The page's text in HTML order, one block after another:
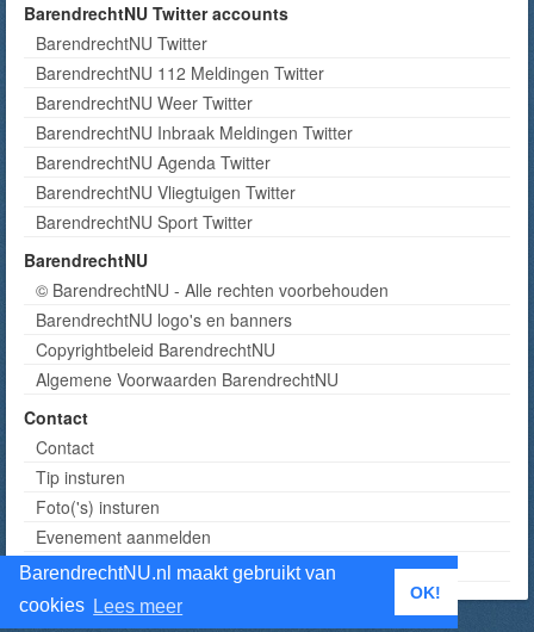
BarendrechtNU.nl maakt gebruikt van
cookies Lees meer
OK!
BarendrechtNU Twitter accounts
BarendrechtNU Twitter
BarendrechtNU 112 Meldingen Twitter
BarendrechtNU Weer Twitter
BarendrechtNU Inbraak Meldingen Twitter
BarendrechtNU Agenda Twitter
BarendrechtNU Vliegtuigen Twitter
BarendrechtNU Sport Twitter
BarendrechtNU
© BarendrechtNU - Alle rechten voorbehouden
BarendrechtNU logo's en banners
Copyrightbeleid BarendrechtNU
Algemene Voorwaarden BarendrechtNU
Contact
Contact
Tip insturen
Foto('s) insturen
Evenement aanmelden
Informatie aanvragen adverteren